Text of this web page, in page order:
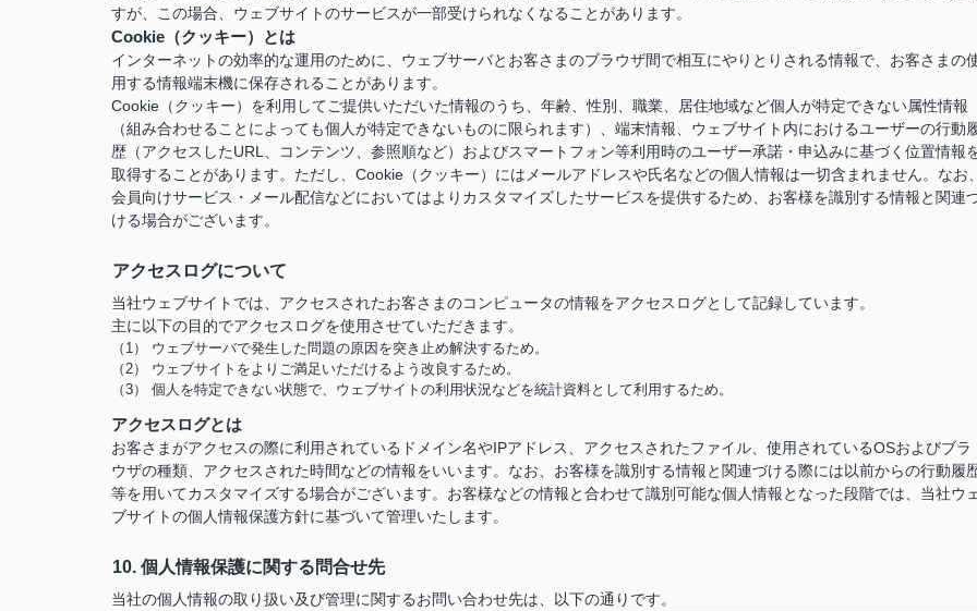
すが、この場合、ウェブサイトのサービスが一部受けられなくなることがあります。
Cookie（クッキー）とは
インターネットの効率的な運用のために、ウェブサーバとお客さまのブラウザ間で相互にやりとりされる情報で、お客さまの
用する情報端末機に保存されることがあります。
Cookie（クッキー）を利用してご提供いただいた情報のうち、年齢、性別、職業、居住地域など個人が特定できない属性情報
（組み合わせることによっても個人が特定できないものに限られます）、端末情報、ウェブサイト内におけるユーザーの行動
歴（アクセスしたURL、コンテンツ、参照順など）およびスマートフォン等利用時のユーザー承諾・申込みに基づく位置情報
取得することがあります。ただし、Cookie（クッキー）にはメールアドレスや氏名などの個人情報は一切含まれません。なお、
会員向けサービス・メール配信などにおいてはよりカスタマイズしたサービスを提供するため、お客様を識別する情報と関連
ける場合がございます。
アクセスログについて
当社ウェブサイトでは、アクセスされたお客さまのコンピュータの情報をアクセスログとして記録しています。
主に以下の目的でアクセスログを使用させていただきます。
（1） ウェブサーバで発生した問題の原因を突き止め解決するため。
（2） ウェブサイトをよりご満足いただけるよう改良するため。
（3） 個人を特定できない状態で、ウェブサイトの利用状況などを統計資料として利用するため。
アクセスログとは
お客さまがアクセスの際に利用されているドメイン名やIPアドレス、アクセスされたファイル、使用されているOSおよびブラ
ウザの種類、アクセスされた時間などの情報をいいます。なお、お客様を識別する情報と関連づける際には以前からの行動履
等を用いてカスタマイズする場合がございます。お客様などの情報と合わせて識別可能な個人情報となった段階では、当社ウェ
ブサイトの個人情報保護方針に基づいて管理いたします。
10. 個人情報保護に関する問合せ先
当社の個人情報の取り扱い及び管理に関するお問い合わせ先は、以下の通りです。